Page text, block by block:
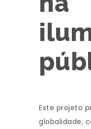
Este projeto
globalidade,